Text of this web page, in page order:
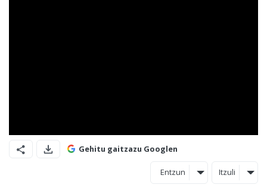
Gehitu gaitzazu Googlen
Entzun Itzuli